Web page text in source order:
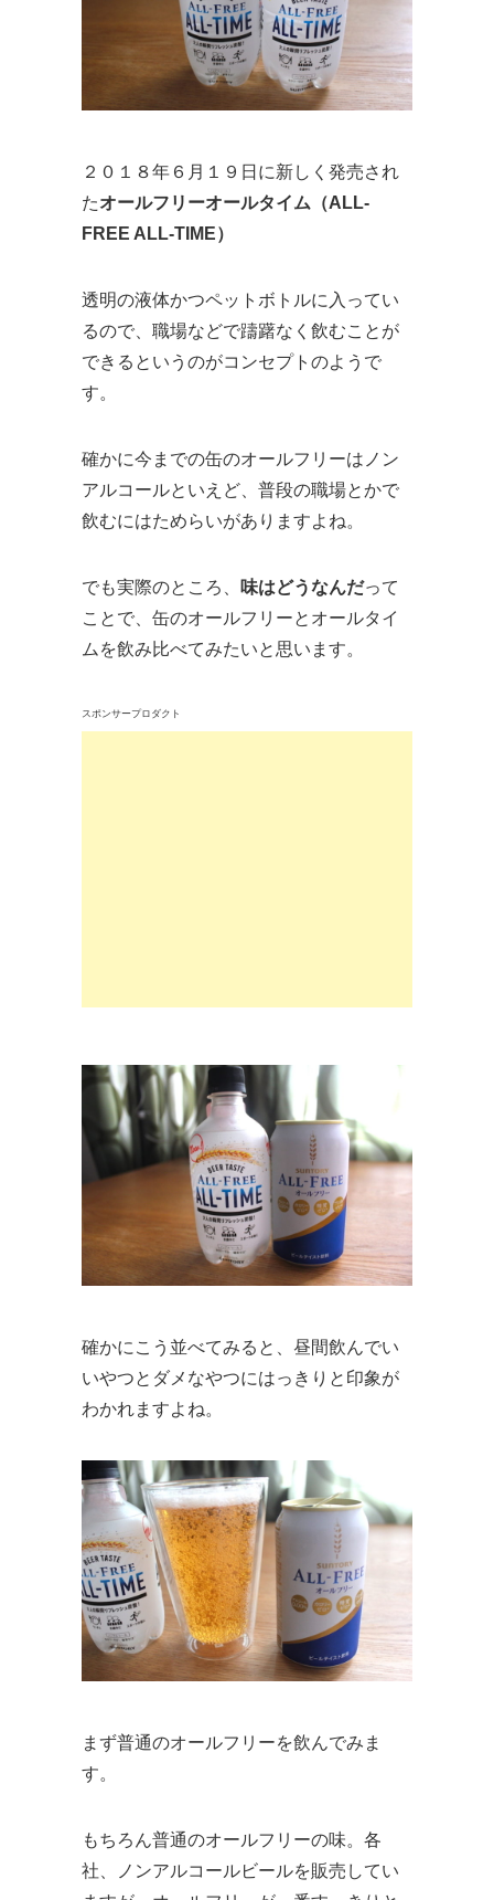
２０１８年６月１９日に新しく発売され
たオールフリーオールタイム（ALL-
FREE ALL-TIME）
透明の液体かつペットボトルに入ってい
るので、職場などで躊躇なく飲むことが
できるというのがコンセプトのようで
す。
確かに今までの缶のオールフリーはノン
アルコールといえど、普段の職場とかで
飲むにはためらいがありますよね。
でも実際のところ、 味はどうなんだって
ことで、缶のオールフリーとオールタイ
ムを飲み比べてみたいと思います。
スポンサープロダクト
確かにこう並べてみると、昼間飲んでい
いやつとダメなやつにはっきりと印象が
わかれますよね。
まず普通のオールフリーを飲んでみま
す。
もちろん普通のオールフリーの味。各
社、ノンアルコールビールを販売してい